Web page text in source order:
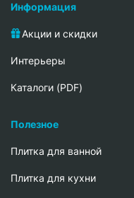
Информация
Акции и скидки
Интерьеры
Каталоги (PDF)
Полезное
Плитка для ванной
Плитка для кухни